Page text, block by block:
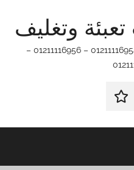
وتغليف
اسعار ماكينات التعبئة والتغليف 01211116954 – 01211116956 –
اتـصـل
في
التي